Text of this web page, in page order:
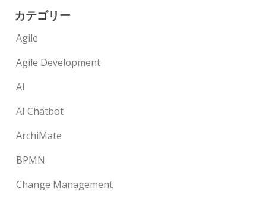
カテゴリー
Agile
Agile Development
AI
AI Chatbot
ArchiMate
BPMN
Change Management